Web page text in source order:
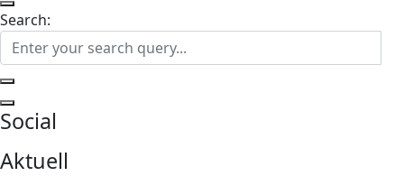
Search:
Social
Aktuell